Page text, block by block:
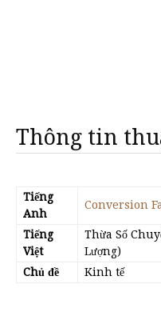
Thông tin
Tiếng
Anh
Conversion
Tiếng
Việt
Thừa Số
Lượng)
Chủ đề
Kinh tế